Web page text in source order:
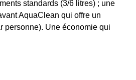
standards (3/6 litres) ; une
AquaClean qui offre un
personne). Une économie qui